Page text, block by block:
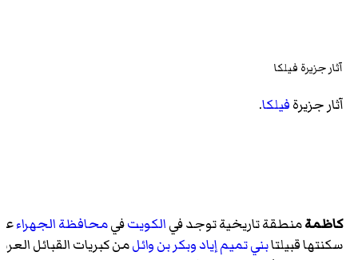
آثار جزيرة فيلكا
آثار جزيرةفيلكا.
كاظمةمنطقة تاريخية توجد فيالكويتفيمحافظة الجهراءعلى
سكنتها قبيلتابني تميمإيادوبكر بن وائلمن كبريات القبائل